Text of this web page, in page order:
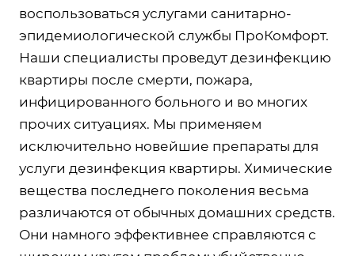
воспользоваться услугами санитарно-
эпидемиологической службы ПроКомфорт.
Наши специалисты проведут дезинфекцию
квартиры после смерти, пожара,
инфицированного больного и во многих
прочих ситуациях. Мы применяем
исключительно новейшие препараты для
услуги дезинфекция квартиры. Химические
вещества последнего поколения весьма
различаются от обычных домашних средств.
Они намного эффективнее справляются с